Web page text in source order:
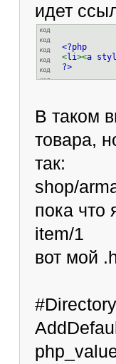
идет
<?php
<li><a
?>
В таком
товара,
так:
shop/
пока что
item/1
вот мой